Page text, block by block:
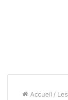
Accueil /